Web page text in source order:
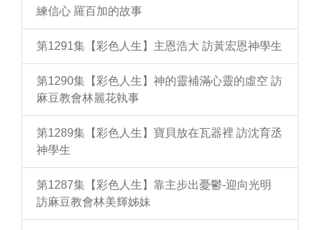
練信心 羅百加的故事
第1291集【彩色人生】主恩浩大 訪黃宏恩神學生
第1290集【彩色人生】神的靈補滿心靈的虛空 訪
麻豆教會林麗花執事
第1289集【彩色人生】寶貝放在瓦器裡 訪沈育丞
神學生
第1287集【彩色人生】靠主步出憂鬱-迎向光明
訪麻豆教會林美輝姊妹